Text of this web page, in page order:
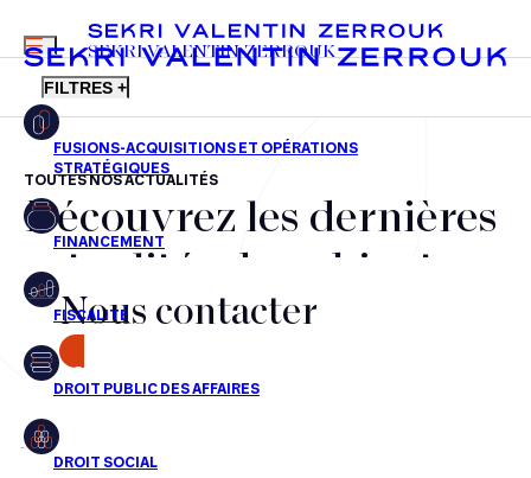
FR EN
MENU
SEKRI VALENTIN ZERROUK
FILTRES +
Fusions-acquisitions et opérations stratégiques
Financement
Fiscalité
Droit public des affaires
Droit social
TOUTES NOS ACTUALITÉS
Découvrez les dernières
actualités du cabinet,
nos récompenses et nos
transactions, jour après
jour
Nous contacter